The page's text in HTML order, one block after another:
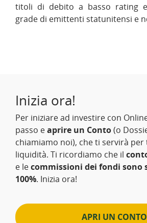
titoli di debito a basso rating
grade di emittenti statunitensi e
Inizia ora!
Per iniziare ad investire con
passo eaprire un Conto(o
chiamiamo noi), che ti servirà
liquidità. Ti ricordiamo che il
e lecommissioni dei fondi sono
100%. Inizia ora!
APRI UN CONTO